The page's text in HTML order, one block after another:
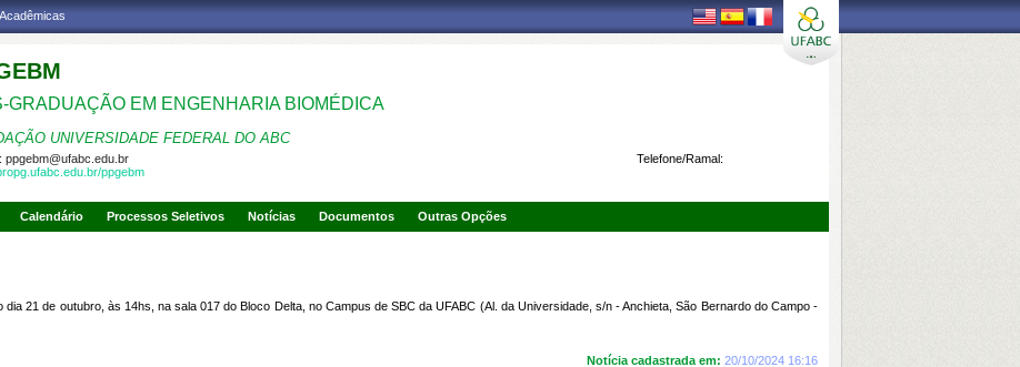
GRADUAÇÃO EM ENGENHARIA BIOMÉDICA
UNIVERSIDADE FEDERAL DO ABC
Telefone/Ramal:
ppgebm@ufabc.edu.br
ppgebm
Calendário Processos Seletivos Notícias Documentos Outras Opções
21 de outubro, às 14hs, na sala 017 do Bloco Delta, no Campus de SBC da UFABC (Al. da Universidade, s/n - Anchieta, São Bernardo do Campo -
Notícia cadastrada em: 20/10/2024 16:16